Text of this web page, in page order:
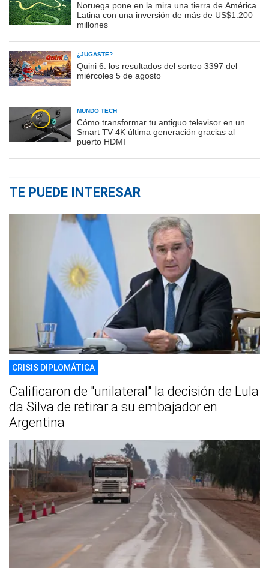
Noruega pone en la mira una tierra de América
Latina con una inversión de más de US$1.200
millones
¿JUGASTE?
Quini 6: los resultados del sorteo 3397 del
miércoles 5 de agosto
MUNDO TECH
Cómo transformar tu antiguo televisor en un
Smart TV 4K última generación gracias al
puerto HDMI
TE PUEDE INTERESAR
CRISIS DIPLOMÁTICA
Calificaron de "unilateral" la decisión de Lula
da Silva de retirar a su embajador en
Argentina